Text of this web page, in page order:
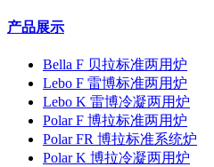
产品展示
Bella F 贝拉标准两用炉
Lebo F 雷博标准两用炉
Lebo K 雷博冷凝两用炉
Polar F 博拉标准两用炉
Polar FR 博拉标准系统炉
Polar K 博拉冷凝两用炉